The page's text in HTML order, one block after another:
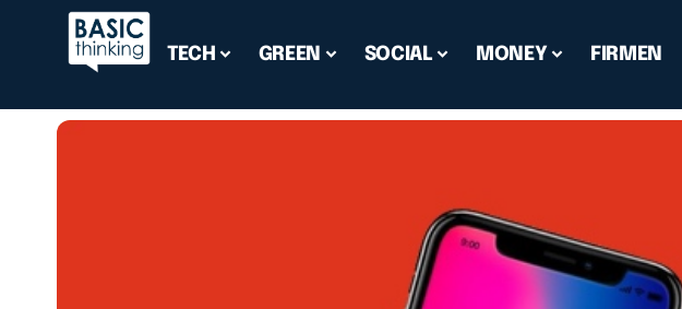
TECH GREEN SOCIAL MONEY FIRMEN